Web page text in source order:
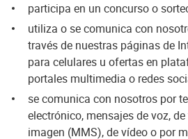
participa en un concurso o
utiliza o se comunica con
través de nuestras páginas de
para celulares u ofertas en
portales multimedia o redes
se comunica con nosotros por
electrónico, mensajes de voz,
imagen (MMS), de vídeo o por